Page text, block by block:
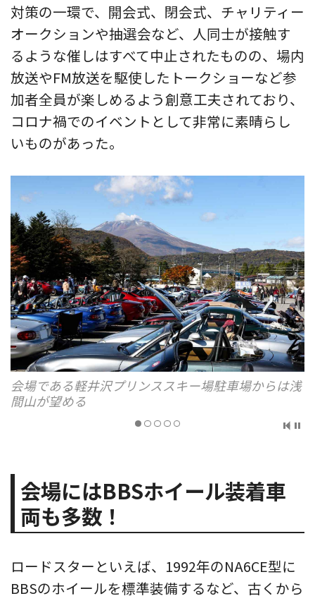
対策の一環で、開会式、閉会式、チャリティー
オークションや抽選会など、人同士が接触す
るような催しはすべて中止されたものの、場内
放送やFM放送を駆使したトークショーなど参
加者全員が楽しめるよう創意工夫されており、
コロナ禍でのイベントとして非常に素晴らし
いものがあった。
会場である軽井沢プリンススキー場駐車場からは浅
間山が望める
会場にはBBSホイール装着車
両も多数！
ロードスターといえば、1992年のNA6CE型に
BBSのホイールを標準装備するなど、古くから